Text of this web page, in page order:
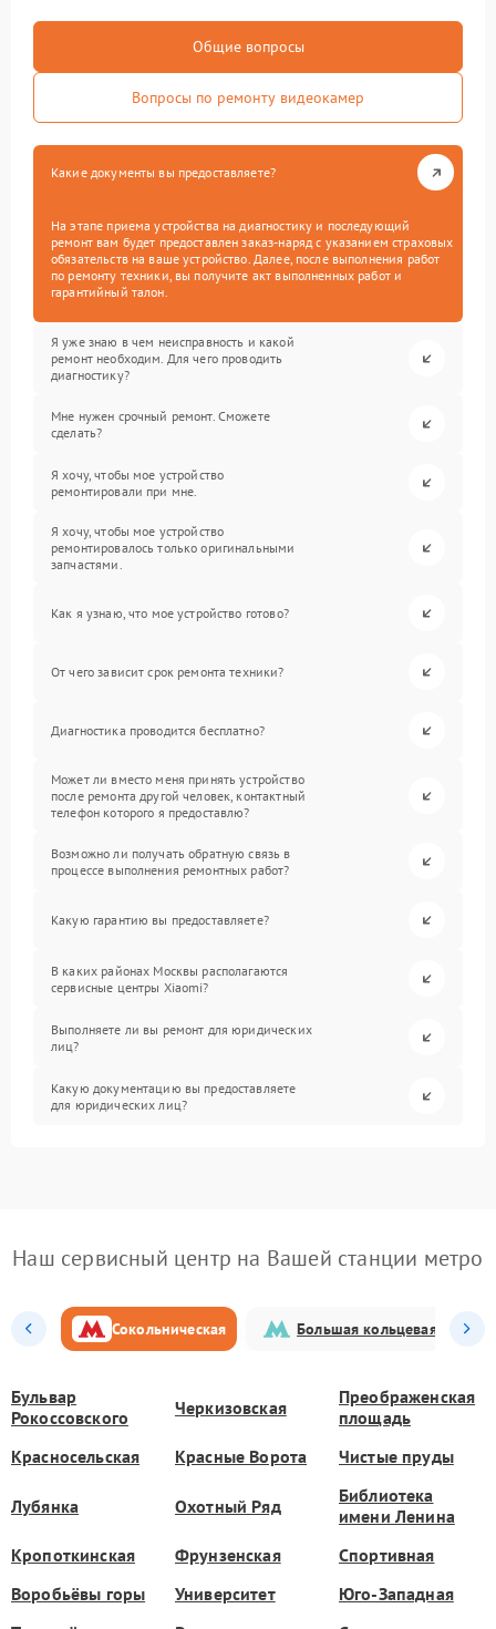
Общие вопросы
Вопросы по ремонту видеокамер
Какие документы вы предоставляете?
На этапе приема устройства на диагностику и последующий
ремонт вам будет предоставлен заказ-наряд с указанием страховых
обязательств на ваше устройство. Далее, после выполнения работ
по ремонту техники, вы получите акт выполненных работ и
гарантийный талон.
Я уже знаю в чем неисправность и какой
ремонт необходим. Для чего проводить
диагностику?
Мне нужен срочный ремонт. Сможете
сделать?
Я хочу, чтобы мое устройство
ремонтировали при мне.
Я хочу, чтобы мое устройство
ремонтировалось только оригинальными
запчастями.
Как я узнаю, что мое устройство готово?
От чего зависит срок ремонта техники?
Диагностика проводится бесплатно?
Может ли вместо меня принять устройство
после ремонта другой человек, контактный
телефон которого я предоставлю?
Возможно ли получать обратную связь в
процессе выполнения ремонтных работ?
Какую гарантию вы предоставляете?
В каких районах Москвы располагаются
сервисные центры Xiaomi?
Выполняете ли вы ремонт для юридических
лиц?
Какую документацию вы предоставляете
для юридических лиц?
Наш сервисный центр на Вашей станции метро
Сокольническая Большая кольцевая
Бульвар
Рокоссовского
Черкизовская
Преображенская
площадь
Красносельская
Красные Ворота Чистые пруды
Лубянка Охотный Ряд
Библиотека
имени Ленина
Кропоткинская
Фрунзенская
Спортивная
Воробьёвы горы
Университет
Юго-Западная